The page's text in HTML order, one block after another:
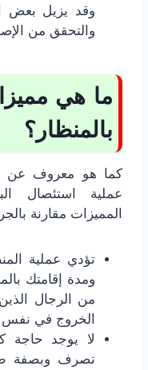
وقد يزيل بعض
والتحقق من
ما هي
بالمنظار؟
كما هو معروف عن
عملية استئصال
المميزات مقارنة
تؤدي عملية
ومدة إقامتك
من الرجال
الخروج في نفس
لا يوجد حاجة
تصرف وبصفة